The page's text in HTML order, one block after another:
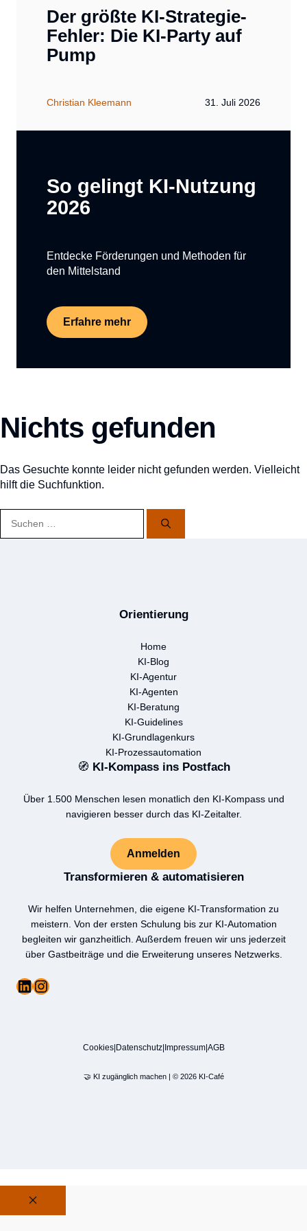
Der größte KI-Strategie-
Fehler: Die KI-Party auf
Pump
Christian Kleemann 31. Juli 2026
So gelingt KI-Nutzung
2026
Entdecke Förderungen und Methoden für
den Mittelstand
Erfahre mehr
Nichts gefunden
Das Gesuchte konnte leider nicht gefunden werden. Vielleicht
hilft die Suchfunktion.
nach:
Orientierung
Home
KI-Blog
KI-Agentur
KI-Agenten
KI-Beratung
KI-Guidelines
KI-Grundlagenkurs
KI-Prozessautomation
🧭 KI-Kompass ins Postfach
Über 1.500 Menschen lesen monatlich den KI-Kompass und
navigieren besser durch das KI-Zeitalter.
Anmelden
Transformieren & automatisieren
Wir helfen Unternehmen, die eigene KI-Transformation zu
meistern. Von der ersten Schulung bis zur KI-Automation
begleiten wir ganzheitlich. Außerdem freuen wir uns jederzeit
über Gastbeiträge und die Erweiterung unseres Netzwerks.
LinkedIn
Instagram
Cookies| Datenschutz| Impressum| AGB
🤝 KI zugänglich machen | © 2026 KI-Café
Schließen